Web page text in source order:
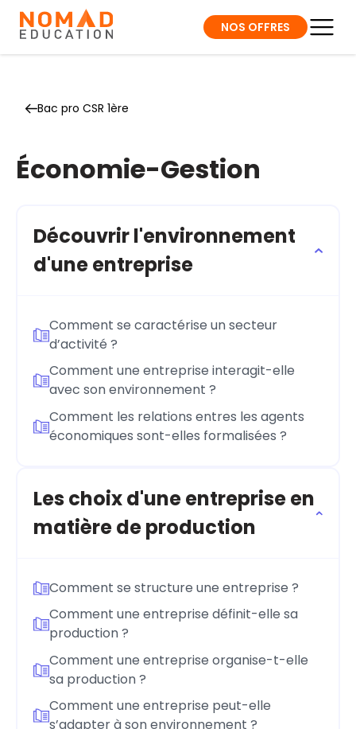
NOS OFFRES
Bac pro CSR 1ère
Économie-Gestion
Découvrir l'environnement
d'une entreprise
Comment se caractérise un secteur
d’activité ?
Comment une entreprise interagit-elle
avec son environnement ?
Comment les relations entres les agents
économiques sont-elles formalisées ?
Les choix d'une entreprise en
matière de production
Comment se structure une entreprise ?
Comment une entreprise définit-elle sa
production ?
Comment une entreprise organise-t-elle
sa production ?
Comment une entreprise peut-elle
s’adapter à son environnement ?